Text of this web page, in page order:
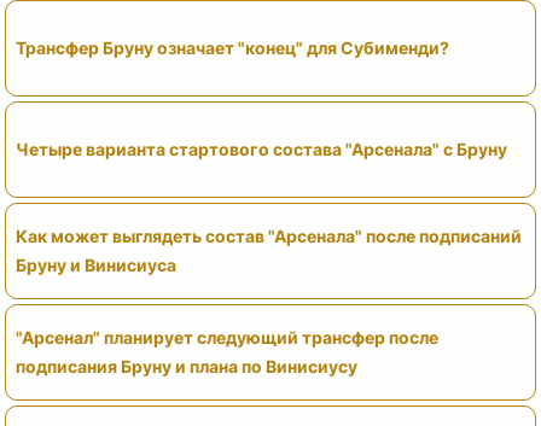
Трансфер Бруну означает "конец" для Субименди?
Четыре варианта стартового состава "Арсенала" с Бруну
Как может выглядеть состав "Арсенала" после подписаний
Бруну и Винисиуса
"Арсенал" планирует следующий трансфер после
подписания Бруну и плана по Винисиусу